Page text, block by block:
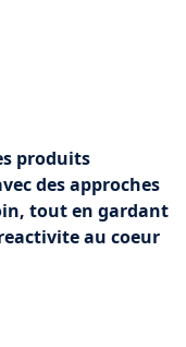
produits
des approches
tout en gardant
au coeur